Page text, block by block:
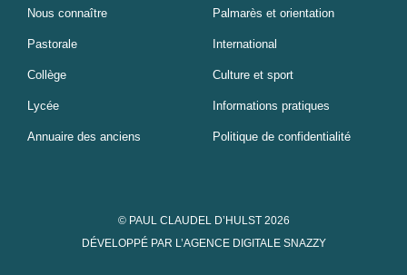
Nous connaître
Pastorale
Collège
Lycée
Annuaire des anciens
Palmarès et orientation
International
Culture et sport
Informations pratiques
Politique de confidentialité
© PAUL CLAUDEL D’HULST 2026
DÉVELOPPÉ PAR L’AGENCE DIGITALE SNAZZY